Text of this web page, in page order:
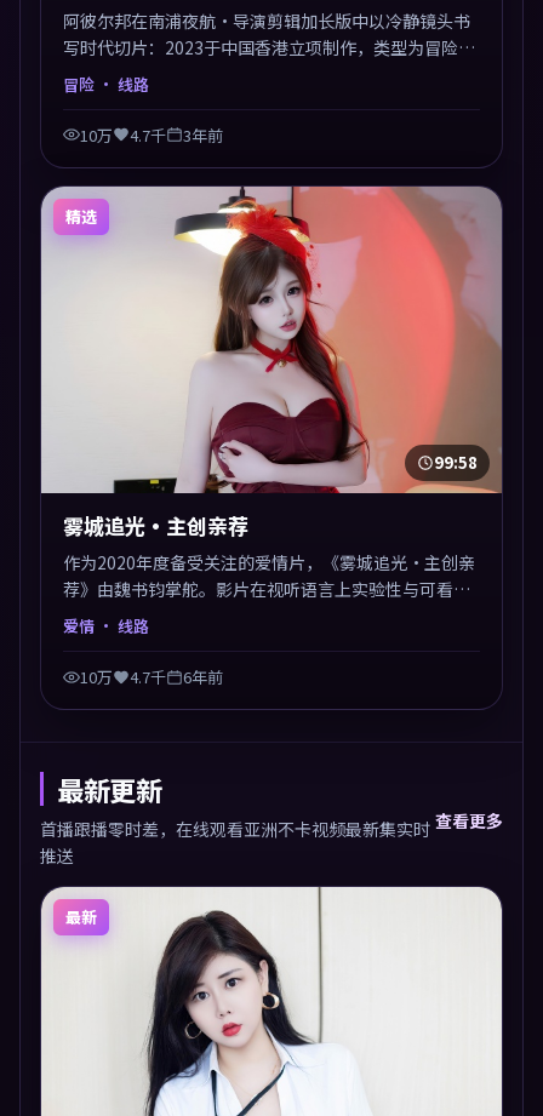
阿彼尔邦在南浦夜航·导演剪辑加长版中以冷静镜头书
写时代切片：2023于中国香港立项制作，类型为冒险。
多线叙事交汇于终局，真相与救赎并行，适合喜欢细读
表演的影迷。摄影与配乐高度统一，城市夜景与内心戏
互为镜像。
冒险 · 线路
10万 4.7千 3年前
精选
99:58
雾城追光·主创亲荐
作为2020年度备受关注的爱情片，《雾城追光·主创亲
荐》由魏书钧掌舵。影片在视听语言上实验性与可看性
兼顾，人物关系错综复杂，后劲十足。美术与服化还原
爱情 · 线路
10万 4.7千 6年前
最新更新
首播跟播零时差，在线观看亚洲不卡视频最新集实时
推送
查看更多
最新